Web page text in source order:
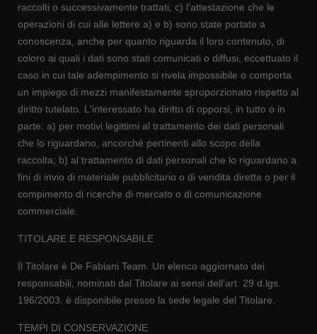
raccolti o successivamente trattati; c) l'attestazione che le
operazioni di cui alle lettere a) e b) sono state portate a
conoscenza, anche per quanto riguarda il loro contenuto, di
coloro ai quali i dati sono stati comunicati o diffusi, eccettuato il
caso in cui tale adempimento si rivela impossibile o comporta
un impiego di mezzi manifestamente sproporzionato rispetto al
diritto tutelato. L'interessato ha diritto di opporsi, in tutto o in
parte: a) per motivi legittimi al trattamento dei dati personali
che lo riguardano, ancorché pertinenti allo scopo della
raccolta; b) al trattamento di dati personali che lo riguardano a
fini di invio di materiale pubblicitario o di vendita diretta o per il
compimento di ricerche di mercato o di comunicazione
commerciale.
TITOLARE E RESPONSABILE
Il Titolare è De Fabiani Team. Un elenco aggiornato dei
responsabili, nominati dal Titolare ai sensi dell’art. 29 d.lgs.
196/2003, è disponibile presso la sede legale del Titolare.
TEMPI DI CONSERVAZIONE